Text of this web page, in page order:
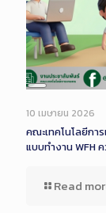
Long
10 เมษายน 2026
คณะเทคโนโลยีก
แบบทำงาน WFH
Read